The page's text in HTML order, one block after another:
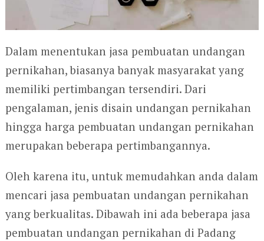
Dalam menentukan jasa pembuatan undangan
pernikahan, biasanya banyak masyarakat yang
memiliki pertimbangan tersendiri. Dari
pengalaman, jenis disain undangan pernikahan
hingga harga pembuatan undangan pernikahan
merupakan beberapa pertimbangannya.
Oleh karena itu, untuk memudahkan anda dalam
mencari jasa pembuatan undangan pernikahan
yang berkualitas. Dibawah ini ada beberapa jasa
pembuatan undangan pernikahan di Padang